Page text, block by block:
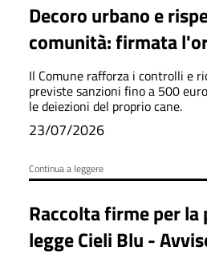
Decoro urbano e
comunità: firmata
contro l'abbandono
canine
Il Comune rafforza i controlli e
previste sanzioni fino a 500
le deiezioni del proprio cane.
23/07/2026
Continua a leggere
Raccolta firme per la
legge Cieli Blu -